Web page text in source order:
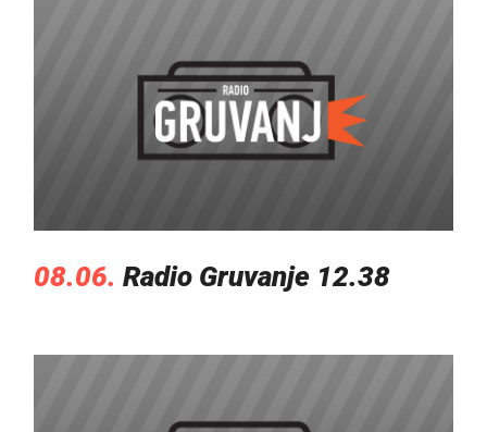
08.06. Radio Gruvanje 12.38